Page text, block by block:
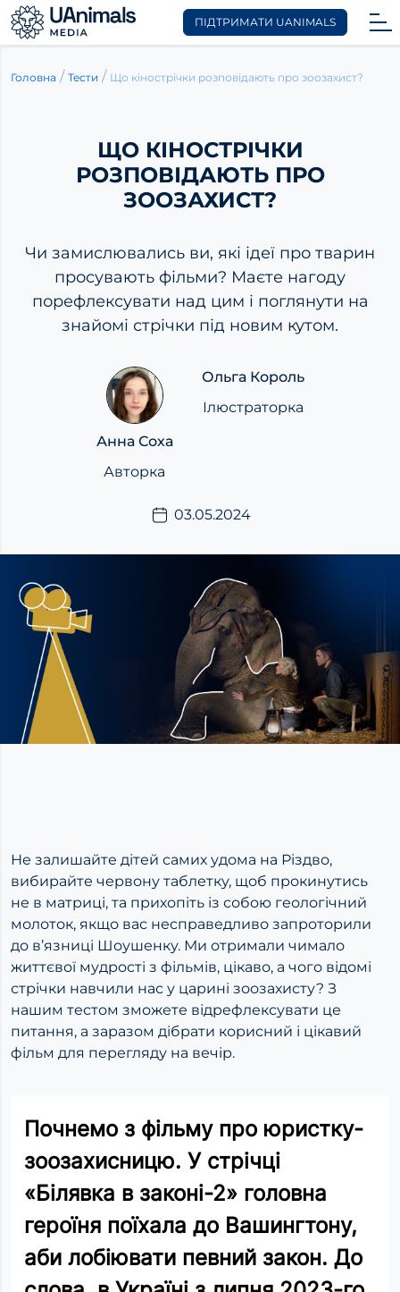
to
ПІДТРИМАТИ UANIMALS
Головна / Тести / Що кінострічки розповідають про зоозахист?
ЩО КІНОСТРІЧКИ
РОЗПОВІДАЮТЬ ПРО
ЗООЗАХИСТ?
Чи замислювались ви, які ідеї про тварин
просувають фільми? Маєте нагоду
порефлексувати над цим і поглянути на
знайомі стрічки під новим кутом.
Анна Соха
Авторка
Ольга Король
Ілюстраторка
03.05.2024
Не залишайте дітей самих удома на Різдво,
вибирайте червону таблетку, щоб прокинутись
не в матриці, та прихопіть із собою геологічний
молоток, якщо вас несправедливо запроторили
до в’язниці Шоушенку. Ми отримали чимало
життєвої мудрості з фільмів, цікаво, а чого відомі
стрічки навчили нас у царині зоозахисту? З
нашим тестом зможете відрефлексувати це
питання, а заразом дібрати корисний і цікавий
фільм для перегляду на вечір.